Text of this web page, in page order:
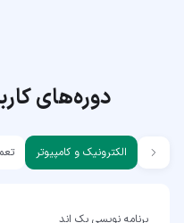
دوره‌های
الکترونیک و کامپیوتر
برنامه نویسی بک اند